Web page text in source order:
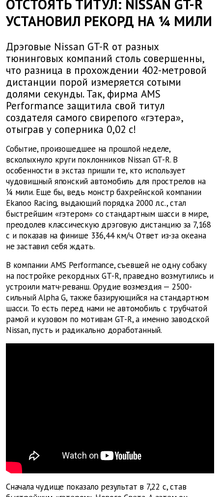
ОТСТОЯТЬ ТИТУЛ: NISSAN GT-R
УСТАНОВИЛ РЕКОРД НА ¼ МИЛИ
Дрэговые Nissan GT-R от разных
тюнинговых компаний столь совершенны,
что разница в прохождении 402-метровой
дистанции порой измеряется сотыми
долями секунды. Так, фирма AMS
Performance защитила свой титул
создателя самого свирепого «гэтера»,
отыграв у соперника 0,02 с!
Событие, произошедшее на прошлой неделе,
всколыхнуло круги поклонников Nissan GT-R. В
особенности в экстаз пришли те, кто использует
чудовищный японский автомобиль для прострелов на
¼ мили. Еще бы, ведь монстр бахрейнской компании
Ekanoo Racing, выдающий порядка 2000 л.с., стал
быстрейшим «гэтером» со стандартным шасси в мире,
преодолев классическую дрэговую дистанцию за 7,168
с и показав на финише 336,44 км/ч. Ответ из-за океана
не заставил себя ждать.
В компании AMS Performance, съевшей не одну собаку
на постройке рекордных GT-R, праведно возмутились и
устроили матч-реванш. Орудие возмездия — 2500-
сильный Alpha G, также базирующийся на стандартном
шасси. То есть перед нами не автомобиль с трубчатой
рамой и кузовом по мотивам GT-R, а именно заводской
Nissan, пусть и радикально доработанный.
Сначала чудище показало результат в 7,22 с, став